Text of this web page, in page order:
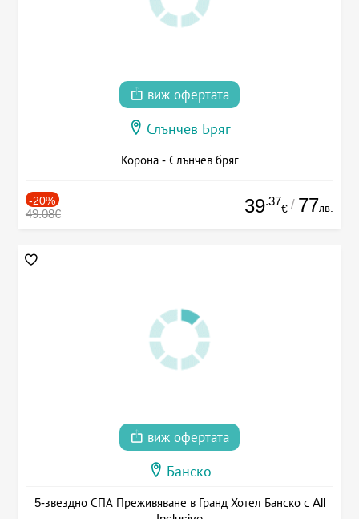
виж офертата
Слънчев Бряг
Корона - Слънчев бряг
-20%
49.08€ 39.37
€ / 77лв.
виж офертата
Банско
5-звездно СПА Преживяване в Гранд Хотел Банско с All